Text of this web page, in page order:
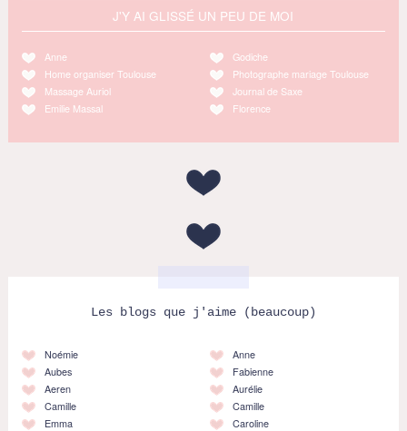
J'Y AI GLISSÉ UN PEU DE MOI
Anne
Home organiser Toulouse
Massage Auriol
Emilie Massal
Godiche
Photographe mariage Toulouse
Journal de Saxe
Florence
Les blogs que j'aime (beaucoup)
Noémie
Aubes
Aeren
Camille
Emma
Anne
Fabienne
Aurélie
Camille
Caroline